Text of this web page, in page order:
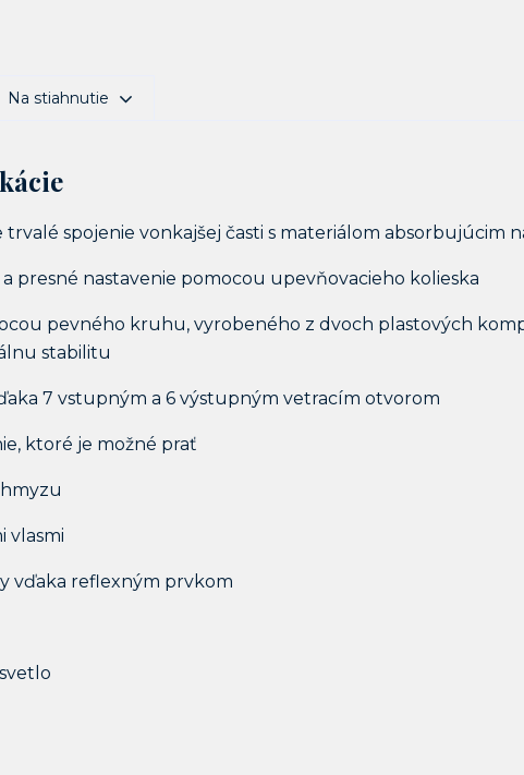
Na stiahnutie
spojenie vonkajšej časti s materiálom absorbujúcim
presné nastavenie pomocou upevňovacieho kolieska
pevného kruhu, vyrobeného z dvoch plastových
stabilitu
7 vstupným a 6 výstupným vetracím otvorom
ktoré je možné prať
vlasmi
vďaka reflexným prvkom